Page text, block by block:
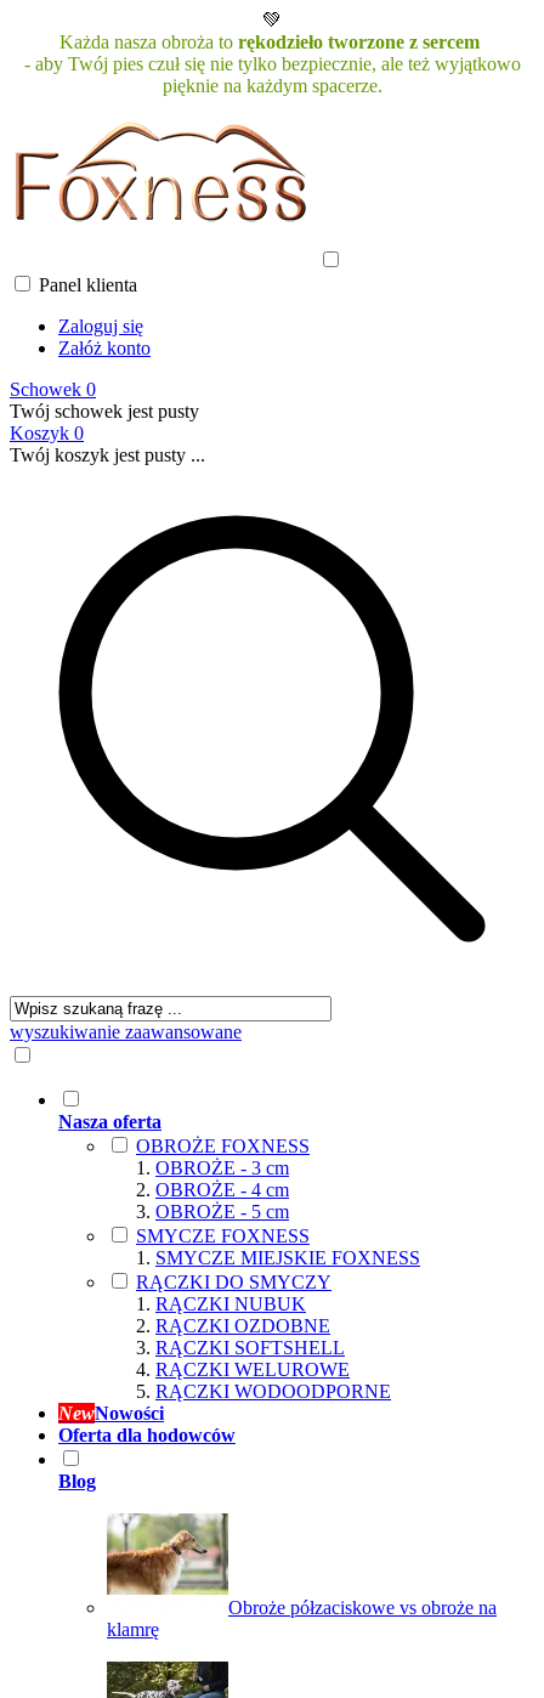
💚
Każda nasza obroża to rękodzieło tworzone z sercem
- aby Twój pies czuł się nie tylko bezpiecznie, ale też wyjątkowo
pięknie na każdym spacerze.
Panel klienta
Zaloguj się
Załóż konto
Schowek 0
Twój schowek jest pusty
Koszyk 0
Twój koszyk jest pusty ...
wyszukiwanie zaawansowane
Nasza oferta
OBROŻE FOXNESS
OBROŻE - 3 cm
OBROŻE - 4 cm
OBROŻE - 5 cm
SMYCZE FOXNESS
SMYCZE MIEJSKIE FOXNESS
RĄCZKI DO SMYCZY
RĄCZKI NUBUK
RĄCZKI OZDOBNE
RĄCZKI SOFTSHELL
RĄCZKI WELUROWE
RĄCZKI WODOODPORNE
NewNowości
Oferta dla hodowców
Blog
Obroże półzaciskowe vs obroże na
klamrę